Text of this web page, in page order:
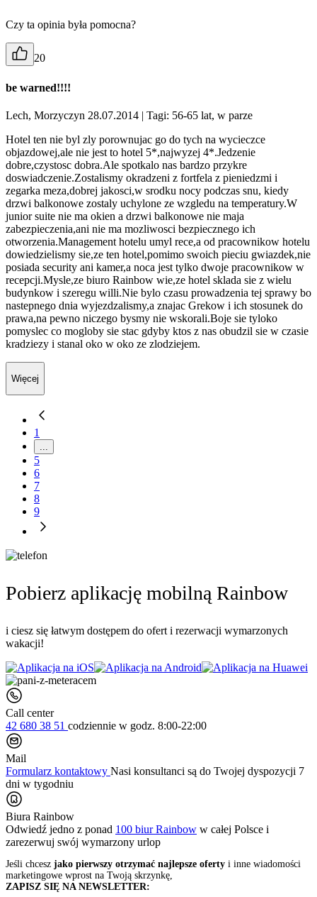
Czy ta opinia była pomocna?
20
be warned!!!!
Lech, Morzyczyn 28.07.2014 | Tagi: 56-65 lat, w parze
Hotel ten nie byl zly porownujac go do tych na wycieczce
objazdowej,ale nie jest to hotel 5*,najwyzej 4*.Jedzenie
dobre,czystosc dobra.Ale spotkalo nas bardzo przykre
doswiadczenie.Zostalismy okradzeni z fortfela z pieniedzmi i
zegarka meza,dobrej jakosci,w srodku nocy podczas snu, kiedy
drzwi balkonowe zostaly uchylone ze wzgledu na temperatury.W
junior suite nie ma okien a drzwi balkonowe nie maja
zabezpieczenia,ani nie ma mozliwosci bezpiecznego ich
otworzenia.Management hotelu umyl rece,a od pracownikow hotelu
dowiedzielismy sie,ze ten hotel,pomimo swoich pieciu gwiazdek,nie
posiada security ani kamer,a noca jest tylko dwoje pracownikow w
recepcji.Mysle,ze biuro Rainbow wie,ze hotel sklada sie z wielu
budynkow i szeregu willi.Nie bylo czasu prowadzenia tej sprawy bo
nastepnego dnia wyjezdzalismy,a znajac Grekow i ich stosunek do
prawa,na pewno niczego bysmy nie wskorali.Boje sie tyloko
pomyslec co mogloby sie stac gdyby ktos z nas obudzil sie w czasie
kradziezy i stanal oko w oko ze zlodziejem.
Więcej
1
...
5
6
7
8
9
Pobierz aplikację mobilną Rainbow
i ciesz się łatwym dostępem do ofert i rezerwacji wymarzonych
wakacji!
Call center
42 680 38 51 codziennie w godz. 8:00-22:00
Mail
Formularz kontaktowy Nasi konsultanci są do Twojej dyspozycji 7
dni w tygodniu
Biura Rainbow
Odwiedź jedno z ponad 100 biur Rainbow w całej Polsce i
zarezerwuj swój wymarzony urlop
Jeśli chcesz jako pierwszy otrzymać najlepsze oferty i inne wiadomości
marketingowe wprost na Twoją skrzynkę,
ZAPISZ SIĘ NA NEWSLETTER: